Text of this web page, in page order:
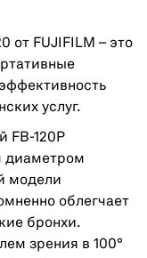
от FUJIFILM – это
услуг.
FB-120P
диаметром
модели
облегчает
бронхи.
зрения в 100°